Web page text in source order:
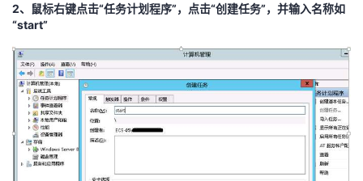
动
关
注
的
开
发
者
学
我
的
Programs
我
的
支
持
2、
鼠标右键点击“任务计划程序”，点击“创建任务”，并输入名称如
“start”